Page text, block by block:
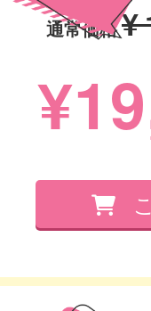
通常価格¥